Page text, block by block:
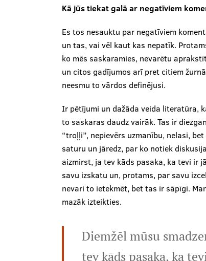
Kā jūs tiekat galā ar negatīviem
Es tos nesauktu par negatīviem
un tas, vai vēl kaut kas nepatīk.
ko mēs saskaramies, nevarētu
un citos gadījumos arī pret citiem
neesmu to vārdos definējusi.
Ir pētījumi un dažāda veida literatūra,
to saskaras daudz vairāk. Tas ir
“troļļi”, nepievērs uzmanību, nelasi,
saturu un jāredz, par ko notiek
aizmirst, ja tev kāds pasaka, ka tevi ir
savu izskatu un, protams, par savu
nevari to ietekmēt, bet tas ir sāpīgi.
mazāk izteikties.
Diemžēl mūsu
tev kāds pasaka, ka